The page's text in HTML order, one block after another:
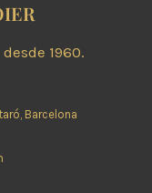
1960.
Barcelona